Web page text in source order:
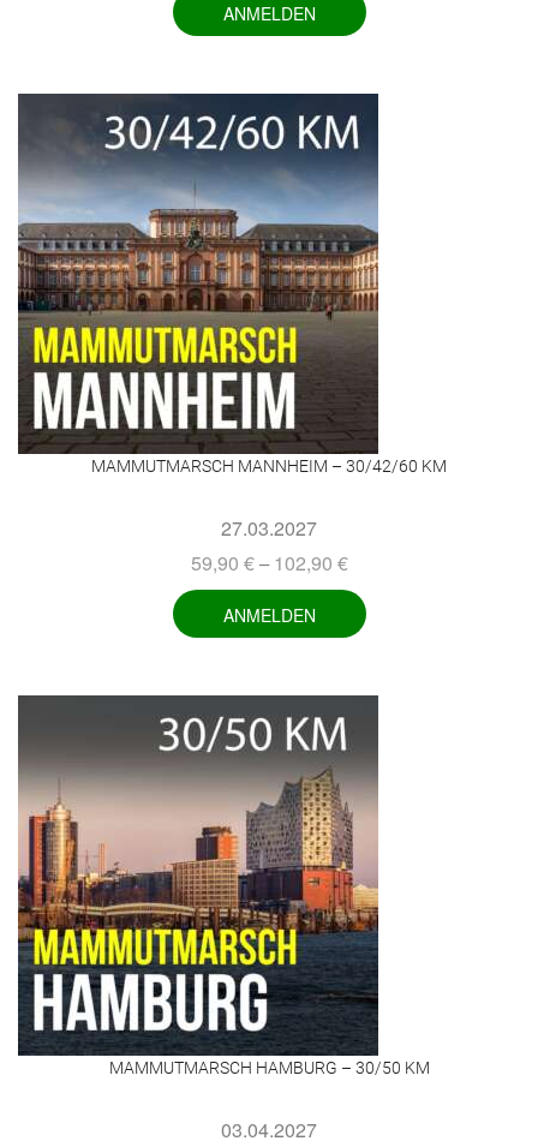
ANMELDEN
MAMMUTMARSCH MANNHEIM – 30/42/60 KM
27.03.2027
59,90 € –102,90 €
ANMELDEN
MAMMUTMARSCH HAMBURG – 30/50 KM
03.04.2027